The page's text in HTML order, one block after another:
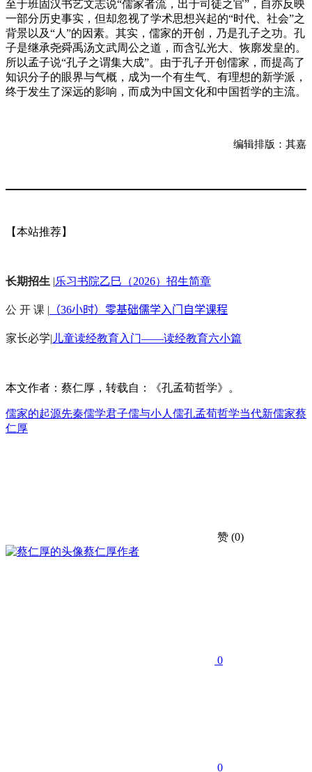
至于班固汉书艺文志说“儒家者流，出于司徒之官”，自亦反映
一部分历史事实，但却忽视了学术思想兴起的“时代、社会”之
背景以及“人”的因素。其实，儒家的开创，乃是孔子之功。孔
子是继承尧舜禹汤文武周公之道，而含弘光大、恢廓发皇的。
所以孟子说“孔子之谓集大成”。由于孔子开创儒家，而提高了
知识分子的眼界与气概，成为一个有生气、有理想的新学派，
终于发生了深远的影响，而成为中国文化和中国哲学的主流。
编辑排版：其嘉
【本站推荐】
长期招生 |乐习书院乙巳（2026）招生简章
公 开 课 | （36小时）零基础儒学入门自学课程
家长必学| 儿童读经教育入门——读经教育六小篇
本文作者：蔡仁厚，转载自：《孔孟荀哲学》。
儒家的起源先秦儒学君子儒与小人儒孔孟荀哲学当代新儒家蔡
仁厚
赞 (0)
蔡仁厚作者
0
0